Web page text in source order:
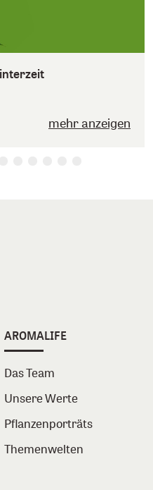
mehr anzeigen
AROMALIFE
Das Team
Unsere Werte
Pflanzenporträts
Themenwelten